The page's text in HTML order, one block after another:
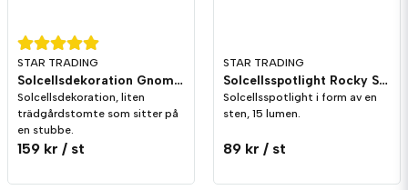
STAR TRADING
Solcellsdekoration Gnomy Såg
Solcellsdekoration, liten
trädgårdstomte som sitter på
en stubbe.
159 kr / st
STAR TRADING
Solcellsspotlight Rocky Snigel
Solcellsspotlight i form av en
sten, 15 lumen.
89 kr / st